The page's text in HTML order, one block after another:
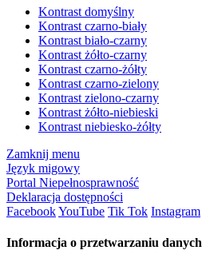
Kontrast domyślny
Kontrast czarno-biały
Kontrast biało-czarny
Kontrast żółto-czarny
Kontrast czarno-żółty
Kontrast czarno-zielony
Kontrast zielono-czarny
Kontrast żółto-niebieski
Kontrast niebiesko-żółty
Zamknij menu
Język migowy
Portal Niepełnosprawność
Deklaracja dostępności
FacebookYouTube Tik Tok Instagram
Informacja o przetwarzaniu danych